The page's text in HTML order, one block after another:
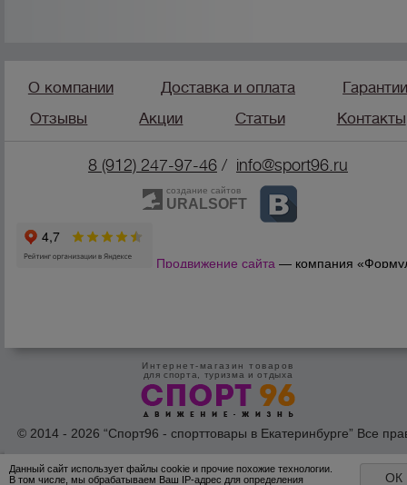
О компании Доставка и оплата
Отзывы
Акции Статьи Контакты
8 (912) 247-97-46 / info@sport96.ru
создание сайтов
URALSOFT
Продвижение сайта — компания
Интернет-магазин товаров
для спорта, туризма и отдыха
© 2014 - 2026 “Спорт96 - спорттовары в Екатеринбурге” Все
Данный сайт использует файлы cookie и прочие похожие технологии.
В том числе, мы обрабатываем Ваш IP-адрес для определения
ОК